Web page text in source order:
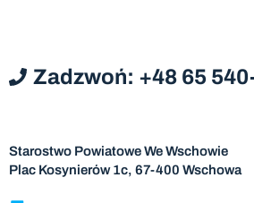
Zadzwoń: +48 65
Starostwo Powiatowe We Wschowie
Plac Kosynierów 1c, 67-400 Wschowa